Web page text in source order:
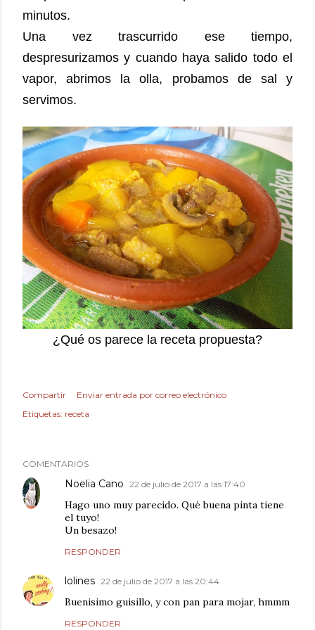
minutos.
Una vez trascurrido ese tiempo,
despresurizamos y cuando haya salido todo el
vapor, abrimos la olla, probamos de sal y
servimos.
¿Qué os parece la receta propuesta?
Compartir
Enviar entrada por correo electrónico
Etiquetas: receta
COMENTARIOS
Noelia Cano 22 de julio de 2017 a las 17:40
Hago uno muy parecido. Qué buena pinta tiene
el tuyo!
Un besazo!
RESPONDER
lolines 22 de julio de 2017 a las 20:44
Buenisimo guisillo, y con pan para mojar, hmmm
RESPONDER